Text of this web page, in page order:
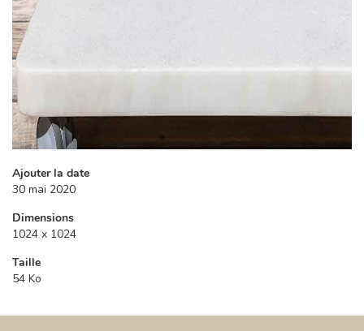
Ajouter la date
30 mai 2020
Dimensions
1024 x 1024
Taille
54 Ko